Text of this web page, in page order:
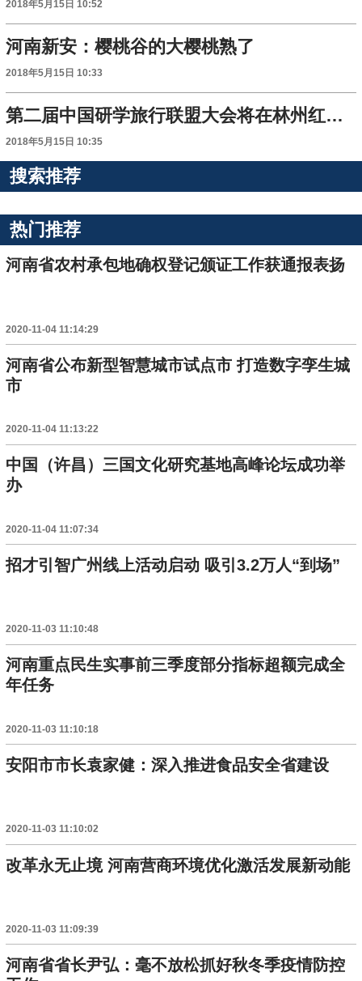
2018年5月15日 10:52
河南新安：樱桃谷的大樱桃熟了
2018年5月15日 10:33
第二届中国研学旅行联盟大会将在林州红旗渠举行
2018年5月15日 10:35
搜索推荐
热门推荐
河南省农村承包地确权登记颁证工作获通报表扬
2020-11-04 11:14:29
河南省公布新型智慧城市试点市 打造数字孪生城
市
2020-11-04 11:13:22
中国（许昌）三国文化研究基地高峰论坛成功举
办
2020-11-04 11:07:34
招才引智广州线上活动启动 吸引3.2万人“到场”
2020-11-03 11:10:48
河南重点民生实事前三季度部分指标超额完成全
年任务
2020-11-03 11:10:18
安阳市市长袁家健：深入推进食品安全省建设
2020-11-03 11:10:02
改革永无止境 河南营商环境优化激活发展新动能
2020-11-03 11:09:39
河南省省长尹弘：毫不放松抓好秋冬季疫情防控